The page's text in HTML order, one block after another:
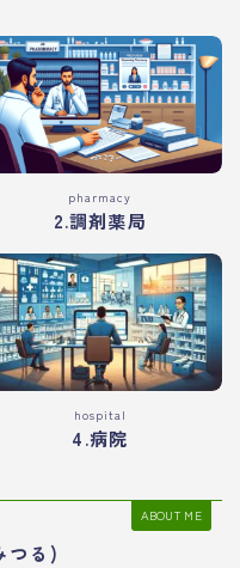
pharmacy
2.調剤薬局
hospital
4.病院
ABOUT ME
つる)